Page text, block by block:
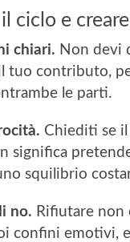
ciclo e
chiari. Non devi
tuo contributo,
le parti.
Chiediti se
significa
squilibrio
no. Rifiutare non
confini emotivi,